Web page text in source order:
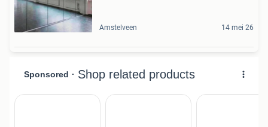
Amstelveen 14 mei 26